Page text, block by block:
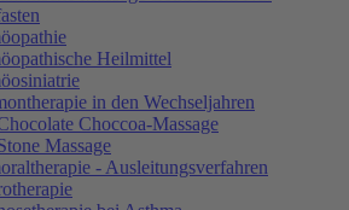
Heilmittel
in den Wechseljahren
Choccoa-Massage
Massage
- Ausleitungsverfahren